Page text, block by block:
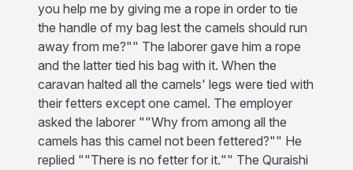
you help me by giving me a rope in order to tie
the handle of my bag lest the camels should run
away from me?"" The laborer gave him a rope
and the latter tied his bag with it. When the
caravan halted all the camels' legs were tied with
their fetters except one camel. The employer
asked the laborer ""Why from among all the
camels has this camel not been fettered?"" He
replied ""There is no fetter for it."" The Quraishi